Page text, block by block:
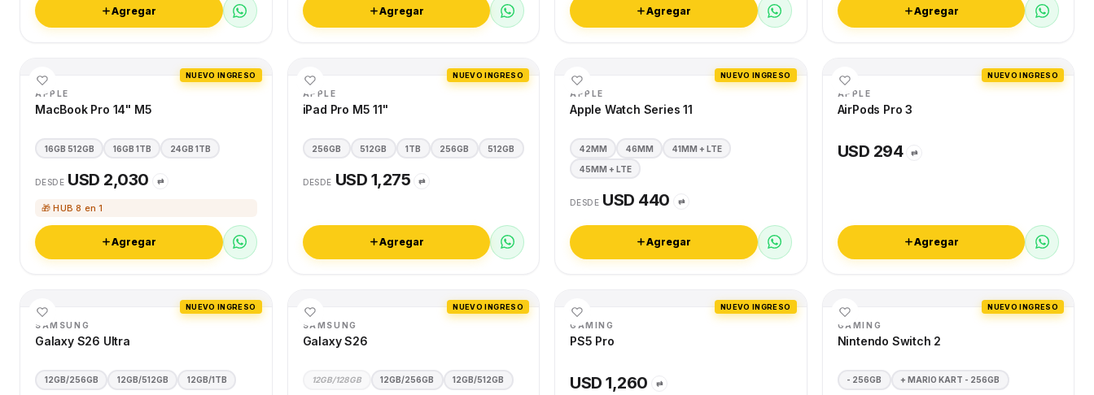
Agregar Agregar Agregar Agregar
NUEVO INGRESO
APPLE
MacBook Pro 14" M5
16GB 512GB 16GB 1TB 24GB 1TB
DESDE USD 2,030 ⇄
🎁 HUB 8 en 1
Agregar
NUEVO INGRESO
APPLE
iPad Pro M5 11"
256GB 512GB 1TB 256GB 512GB
DESDE USD 1,275 ⇄
Agregar
NUEVO INGRESO
APPLE
Apple Watch Series 11
42MM 46MM 41MM + LTE
45MM + LTE
DESDE USD 440 ⇄
Agregar
NUEVO INGRESO
APPLE
AirPods Pro 3
USD 294 ⇄
Agregar
NUEVO INGRESO
SAMSUNG
Galaxy S26 Ultra
12GB/256GB 12GB/512GB 12GB/1TB
NUEVO INGRESO
SAMSUNG
Galaxy S26
12GB/128GB 12GB/256GB 12GB/512GB
NUEVO INGRESO
GAMING
PS5 Pro
USD 1,260 ⇄
NUEVO INGRESO
GAMING
Nintendo Switch 2
- 256GB + MARIO KART - 256GB